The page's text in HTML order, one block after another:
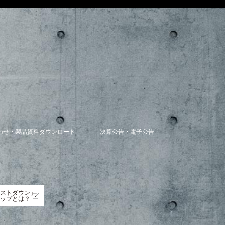
せ・製品資料ダウンロード 決算公告・電子公告
トダウン」
プとは？